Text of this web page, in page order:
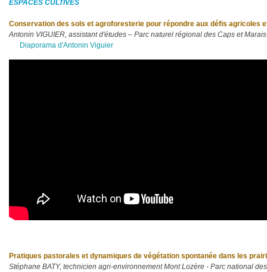
ESPACES CULTIVÉS
Conservation des sols et agroforesterie pour répondre aux défis agricoles
Antonin VIGUIER, assistant d'études – Parc naturel régional des Caps et
Diaporama d'Antonin Viguier
Pratiques pastorales et dynamiques de végétation spontanée dans les
Stéphane BATY, technicien agri-environnement Mont Lozère - Parc national